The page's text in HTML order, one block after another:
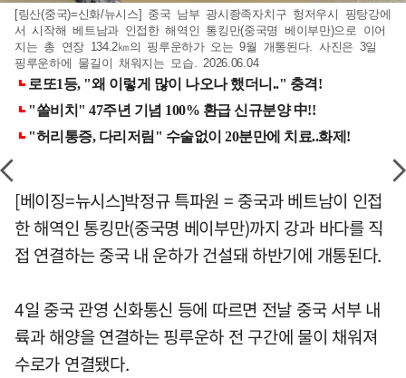
[링산(중국)=신화/뉴시스] 중국 남부 광시좡족자치구 헝저우시 핑탕강에
서 시작해 베트남과 인접한 해역인 통킹만(중국명 베이부만)으로 이어
지는 총 연장 134.2㎞의 핑루운하가 오는 9월 개통된다. 사진은 3일
핑루운하에 물길이 채워지는 모습. 2026.06.04
[베이징=뉴시스]박정규 특파원 = 중국과 베트남이 인접
한 해역인 통킹만(중국명 베이부만)까지 강과 바다를 직
접 연결하는 중국 내 운하가 건설돼 하반기에 개통된다.
4일 중국 관영 신화통신 등에 따르면 전날 중국 서부 내
륙과 해양을 연결하는 핑루운하 전 구간에 물이 채워져
수로가 연결됐다.